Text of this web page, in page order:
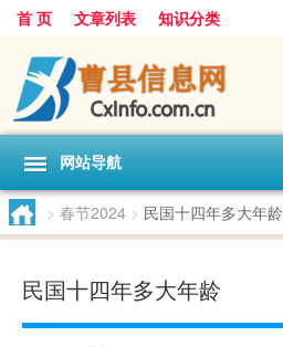
首 页 文章列表 知识分类
网站导航
> 春节2024 > 民国十四年多大年龄
民国十四年多大年龄